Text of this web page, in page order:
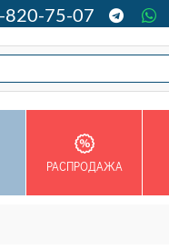
820-75-07
РАСПРОДАЖА